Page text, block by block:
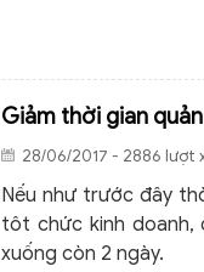
Giảm thời gian
28/06/2017 - 2886 lượt
Nếu như trước đây
tôt chức kinh doanh,
xuống còn 2 ngày.